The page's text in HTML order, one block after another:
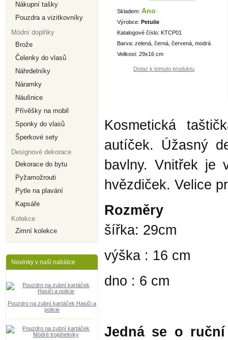
Nákupní tašky
Pouzdra a vizitkovníky
Módní doplňky
Brože
Čelenky do vlasů
Náhrdelníky
Náramky
Náušnice
Přívěšky na mobil
Sponky do vlasů
Šperkové sety
Designové dekorace
Dekorace do bytu
Pyžamožrouti
Pytle na plavání
Kapsáře
Kolekce
Zimní kolekce
Novinky v naší nabídce
Pouzdro na zubní kartáček Hasiči a
policie
Skladem: Ano
Výrobce: Petulie
Katalogové číslo: KTCP01
Barva: zelená, černá, červená, modrá
Velikost: 29x16 cm
Dotaz k tomuto produktu
Kosmetická
autíček. Úžasný
bavlny. Vnitřek je
hvězdiček. Velice
Rozměry
šířka: 29cm
výška : 16 cm
dno : 6 cm
Jedná se o ruční